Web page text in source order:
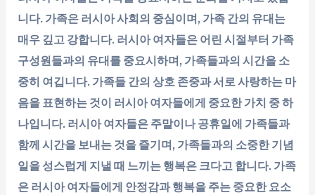
니다. 가족은 러시아 사회의 중심이며, 가족 간의 유대는
매우 깊고 강합니다. 러시아 여자들은 어린 시절부터 가족
구성원들과의 유대를 중요시하며, 가족들과의 시간을 소
중히 여깁니다. 가족들 간의 상호 존중과 서로 사랑하는 마
음을 표현하는 것이 러시아 여자들에게 중요한 가치 중 하
나입니다. 러시아 여자들은 주말이나 공휴일에 가족들과
함께 시간을 보내는 것을 즐기며, 가족들과의 소중한 기념
일을 성스럽게 지낼 때 느끼는 행복은 크다고 합니다. 가족
은 러시아 여자들에게 안정감과 행복을 주는 중요한 요소